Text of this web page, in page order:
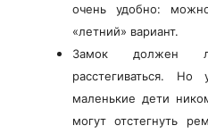
очень удобно:
«летний» вариант.
Замок должен
расстегиваться.
маленькие дети
могут отстегнуть